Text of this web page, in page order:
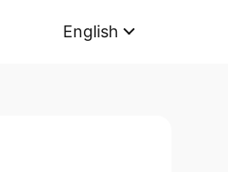
English